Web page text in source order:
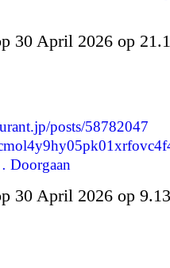
30 April 2026 op
posts/58782047
Doorgaan
30 April 2026 op